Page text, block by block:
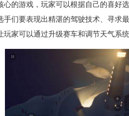
的游戏，玩家可以根据自己的喜好
们要表现出精湛的驾驶技术、寻求
家可以通过升级赛车和调节天气系